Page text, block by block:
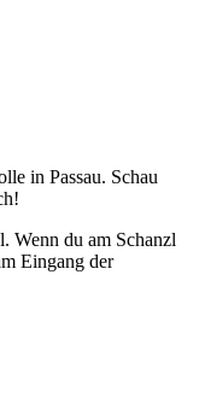
in Passau. Schau
Wenn du am Schanzl
Eingang der